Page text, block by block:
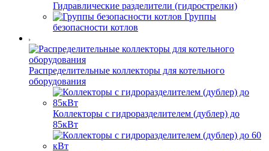
Гидравлические разделители (гидрострелки)
Группы
безопасности котлов
Распределительные коллекторы для котельного
оборудования
Коллекторы с гидроразделителем (дублер) до
85кВт